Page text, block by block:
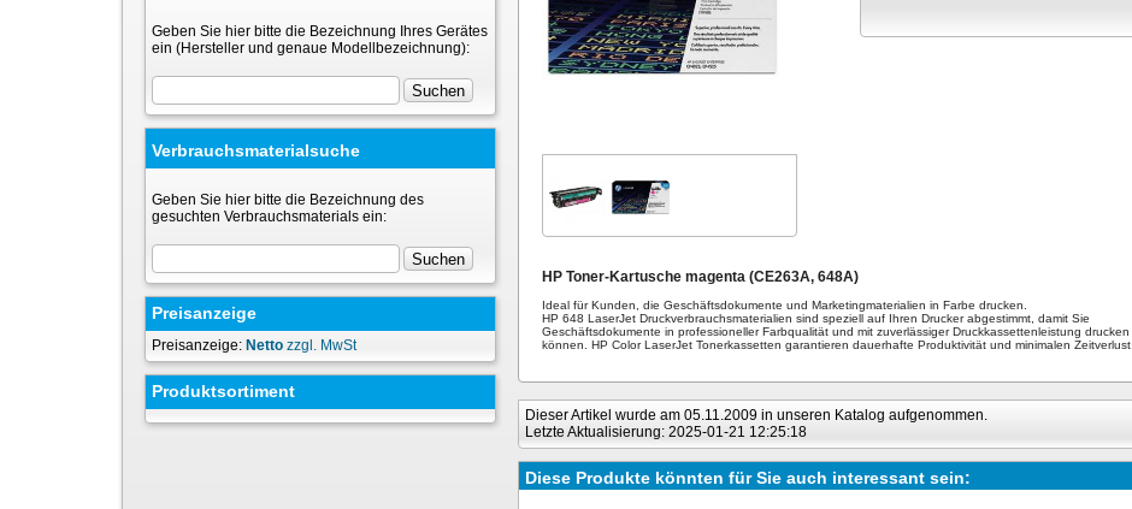
Geben Sie hier bitte die Bezeichnung Ihres Gerätes
ein (Hersteller und genaue Modellbezeichnung):
Verbrauchsmaterialsuche
Geben Sie hier bitte die Bezeichnung des
gesuchten Verbrauchsmaterials ein:
Preisanzeige
Preisanzeige: Netto zzgl. MwSt
Produktsortiment
HP Toner-Kartusche magenta (CE263A, 648A)
Ideal für Kunden, die Geschäftsdokumente und Marketingmaterialien in Farbe drucken.
HP 648 LaserJet Druckverbrauchsmaterialien sind speziell auf Ihren Drucker abgestimmt, damit Sie
Geschäftsdokumente in professioneller Farbqualität und mit zuverlässiger Druckkassettenleistung drucken
können. HP Color LaserJet Tonerkassetten garantieren dauerhafte Produktivität und minimalen Zeitverlust.
Dieser Artikel wurde am 05.11.2009 in unseren Katalog aufgenommen.
Letzte Aktualisierung: 2025-01-21 12:25:18
Diese Produkte könnten für Sie auch interessant sein: